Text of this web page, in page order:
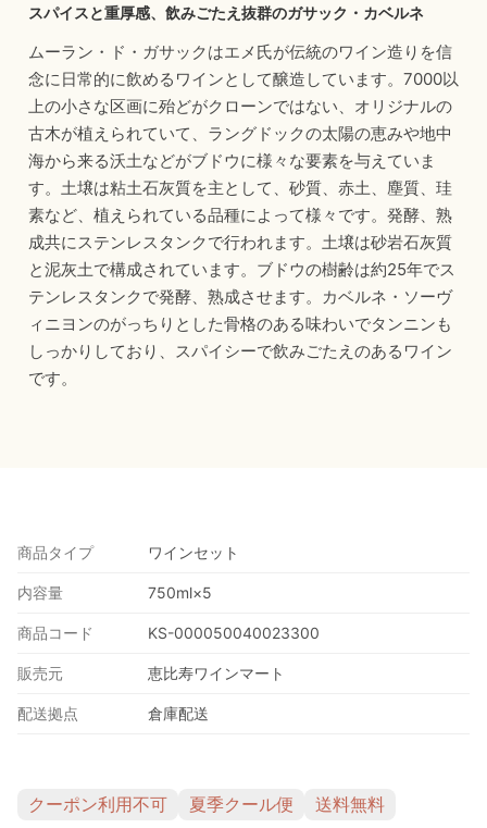
スパイスと重厚感、飲みごたえ抜群のガサック・カベルネ
ムーラン・ド・ガサックはエメ氏が伝統のワイン造りを信
念に日常的に飲めるワインとして醸造しています。7000以
上の小さな区画に殆どがクローンではない、オリジナルの
古木が植えられていて、ラングドックの太陽の恵みや地中
海から来る沃土などがブドウに様々な要素を与えていま
す。土壌は粘土石灰質を主として、砂質、赤土、塵質、珪
素など、植えられている品種によって様々です。発酵、熟
成共にステンレスタンクで行われます。土壌は砂岩石灰質
と泥灰土で構成されています。ブドウの樹齢は約25年でス
テンレスタンクで発酵、熟成させます。カベルネ・ソーヴ
ィニヨンのがっちりとした骨格のある味わいでタンニンも
しっかりしており、スパイシーで飲みごたえのあるワイン
です。
商品タイプ ワインセット
内容量 750ml×5
商品コード KS-000050040023300
販売元 恵比寿ワインマート
配送拠点 倉庫配送
クーポン利用不可 夏季クール便 送料無料